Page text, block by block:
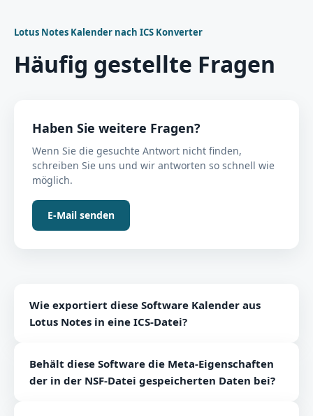
Lotus Notes Kalender nach ICS Konverter
Häufig gestellte Fragen
Haben Sie weitere Fragen?
Wenn Sie die gesuchte Antwort nicht finden,
schreiben Sie uns und wir antworten so schnell wie
möglich.
E-Mail senden
Wie exportiert diese Software Kalender aus
Lotus Notes in eine ICS-Datei?
Lotus Notes-Kalendereinträgen in das ICS-
Dateiformat – Installieren und starten Sie die
Behält diese Software die Meta-Eigenschaften
der in der NSF-Datei gespeicherten Daten bei?